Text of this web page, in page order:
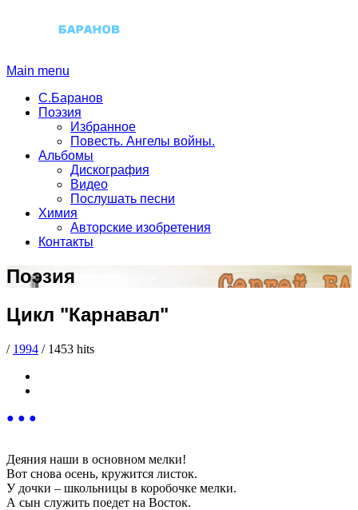
Main menu
С.Баранов
Поэзия
Избранное
Повесть. Ангелы войны.
Альбомы
Дискография
Видео
Послушать песни
Химия
Авторские изобретения
Контакты
Поэзия
Цикл "Карнавал"
/ 1994 /1453 hits
● ● ●
Деяния наши в основном мелки!
Вот снова осень, кружится листок.
У дочки – школьницы в коробочке мелки.
А сын служить поедет на Восток.